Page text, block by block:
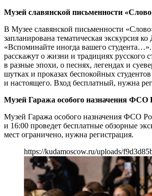
Музей славянской письменности
В Музее славянской письменности
запланирована тематическая экскурсия
«Вспоминайте иногда вашего
расскажут о жизни и традициях русского
в разные эпохи, о песнях, легендах и
шутках и проказах беспокойных
и настоящего. Вход бесплатный, нужна
Музей Гаража особого назначения ФСО
Музей Гаража особого назначения ФСО
и 16:00 проведет бесплатные обзорные
мест ограничено, нужна регистрация.
https://kudamoscow.ru/uploads/